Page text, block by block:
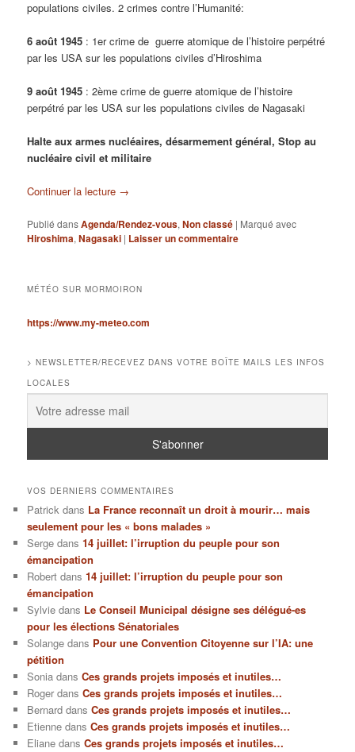
populations civiles. 2 crimes contre l’Humanité:
6 août 1945 : 1er crime de guerre atomique de l’histoire perpétré
par les USA sur les populations civiles d’Hiroshima
9 août 1945 : 2ème crime de guerre atomique de l’histoire
perpétré par les USA sur les populations civiles de Nagasaki
Halte aux armes nucléaires, désarmement général, Stop au
nucléaire civil et militaire
Continuer la lecture →
Publié dansAgenda/Rendez-vous,Non classé | Marqué avec
Hiroshima,Nagasaki | Laisser un commentaire
MÉTÉO SUR MORMOIRON
https://www.my-meteo.com
> NEWSLETTER/RECEVEZ DANS VOTRE BOÎTE MAILS LES INFOS
LOCALES
VOS DERNIERS COMMENTAIRES
Patrick dans La France reconnaît un droit à mourir… mais
seulement pour les « bons malades »
Serge dans14 juillet: l’irruption du peuple pour son
émancipation
Robert dans14 juillet: l’irruption du peuple pour son
émancipation
Sylvie dans Le Conseil Municipal désigne ses délégué-es
pour les élections Sénatoriales
Solange dans Pour une Convention Citoyenne sur l’IA: une
pétition
Sonia dansCes grands projets imposés et inutiles…
Roger dansCes grands projets imposés et inutiles…
Bernard dansCes grands projets imposés et inutiles…
Etienne dansCes grands projets imposés et inutiles…
Eliane dansCes grands projets imposés et inutiles…